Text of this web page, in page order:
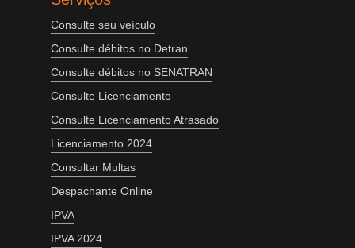
Consulte seu veículo
Consulte débitos no Detran
Consulte débitos no SENATRAN
Consulte Licenciamento
Consulte Licenciamento Atrasado
Licenciamento 2024
Consultar Multas
Despachante Online
IPVA
IPVA 2024